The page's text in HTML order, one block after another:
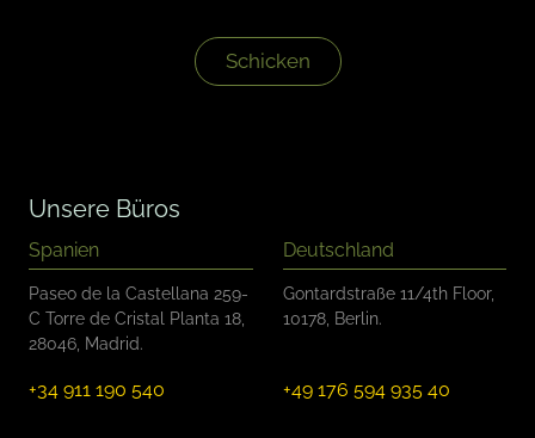
s
t
c
h
e
n
Schicken
Unsere Büros
Spanien
Paseo de la Castellana 259-
C Torre de Cristal Planta 18,
28046, Madrid.
+34 911 190 540
Deutschland
Gontardstraße 11/4th Floor,
10178, Berlin.
+49 176 594 935 40